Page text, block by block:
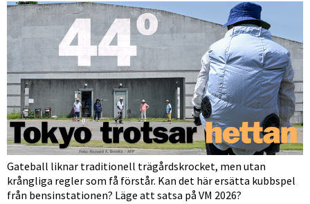
Gateball liknar traditionell trägårdskrocket, men utan
krångliga regler som få förstår. Kan det här ersätta kubbspel
från bensinstationen? Läge att satsa på VM 2026?